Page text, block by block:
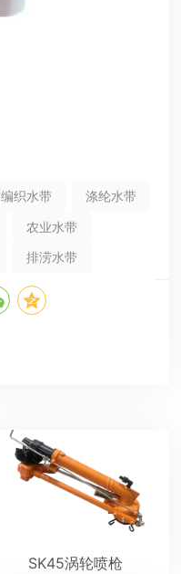
编织水带
涤纶水带
农业水带
排涝水带
SK45涡轮喷枪